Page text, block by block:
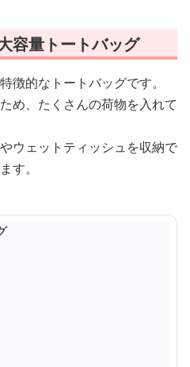
容量トートバッグ
徴的なトートバッグです。
め、たくさんの荷物を入れて
ウェットティッシュを収納で
す。